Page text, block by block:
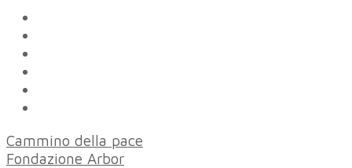
Cammino della pace
Fondazione Arbor